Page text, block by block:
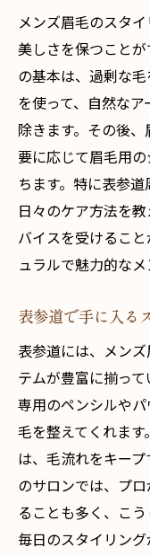
メンズ眉毛のスタ
美しさを保つこと
の基本は、過剰な
を使って、自然な
除きます。その後
要に応じて眉毛用
ちます。特に表参
日々のケア方法を
バイスを受けるこ
ュラルで魅力的なメ
表参道で手に入る
表参道には、メン
テムが豊富に揃っ
専用のペンシルや
毛を整えてくれま
は、毛流れをキー
のサロンでは、プ
ることも多く、こ
毎日のスタイリン